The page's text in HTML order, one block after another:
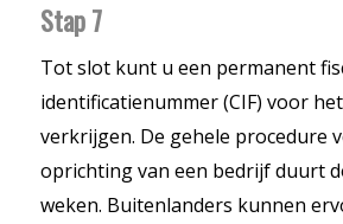
Stap 7
Tot slot kunt u een permanent
identificatienummer (CIF) voor
verkrijgen. De gehele procedure
oprichting van een bedrijf duurt
weken. Buitenlanders kunnen